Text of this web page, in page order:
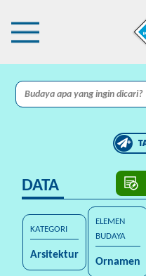
I
P
r
o
t
e
k
DATA
KATEGORI
Arsitektur
ELEMEN
BUDAYA
Ornamen